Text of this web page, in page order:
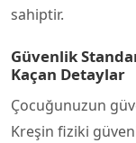
sahiptir.
Güvenlik
Kaçan Detaylar
Çocuğunuzun
Kreşin fiziki